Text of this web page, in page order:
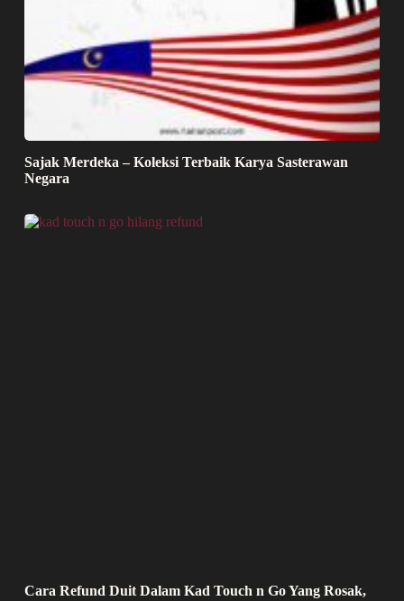
Sajak Merdeka – Koleksi Terbaik Karya Sasterawan
Negara
Cara Refund Duit Dalam Kad Touch n Go Yang Rosak,